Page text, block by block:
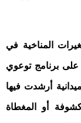
المناخية في
على برنامج توعوي
أرشدت فيها
أو المغطاة